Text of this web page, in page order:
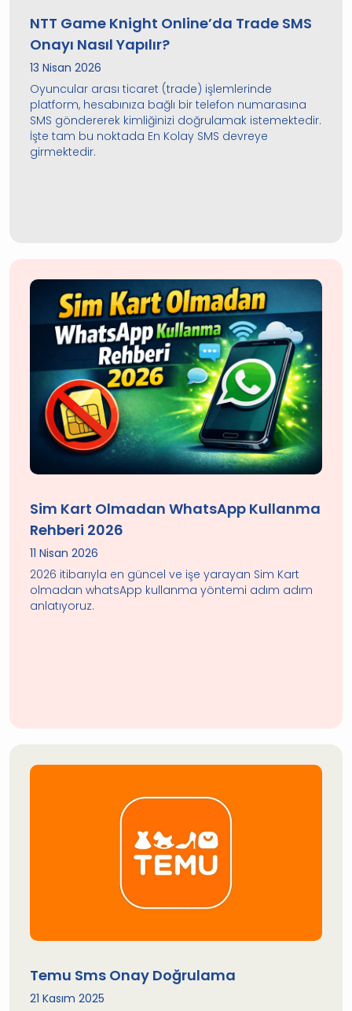
NTT Game Knight Online’da Trade SMS
Onayı Nasıl Yapılır?
13 Nisan 2026
Oyuncular arası ticaret (trade) işlemlerinde
platform, hesabınıza bağlı bir telefon numarasına
SMS göndererek kimliğinizi doğrulamak istemektedir.
İşte tam bu noktada En Kolay SMS devreye
girmektedir.
Sim Kart Olmadan WhatsApp Kullanma
Rehberi 2026
11 Nisan 2026
2026 itibarıyla en güncel ve işe yarayan Sim Kart
olmadan whatsApp kullanma yöntemi adım adım
anlatıyoruz.
Temu Sms Onay Doğrulama
21 Kasım 2025